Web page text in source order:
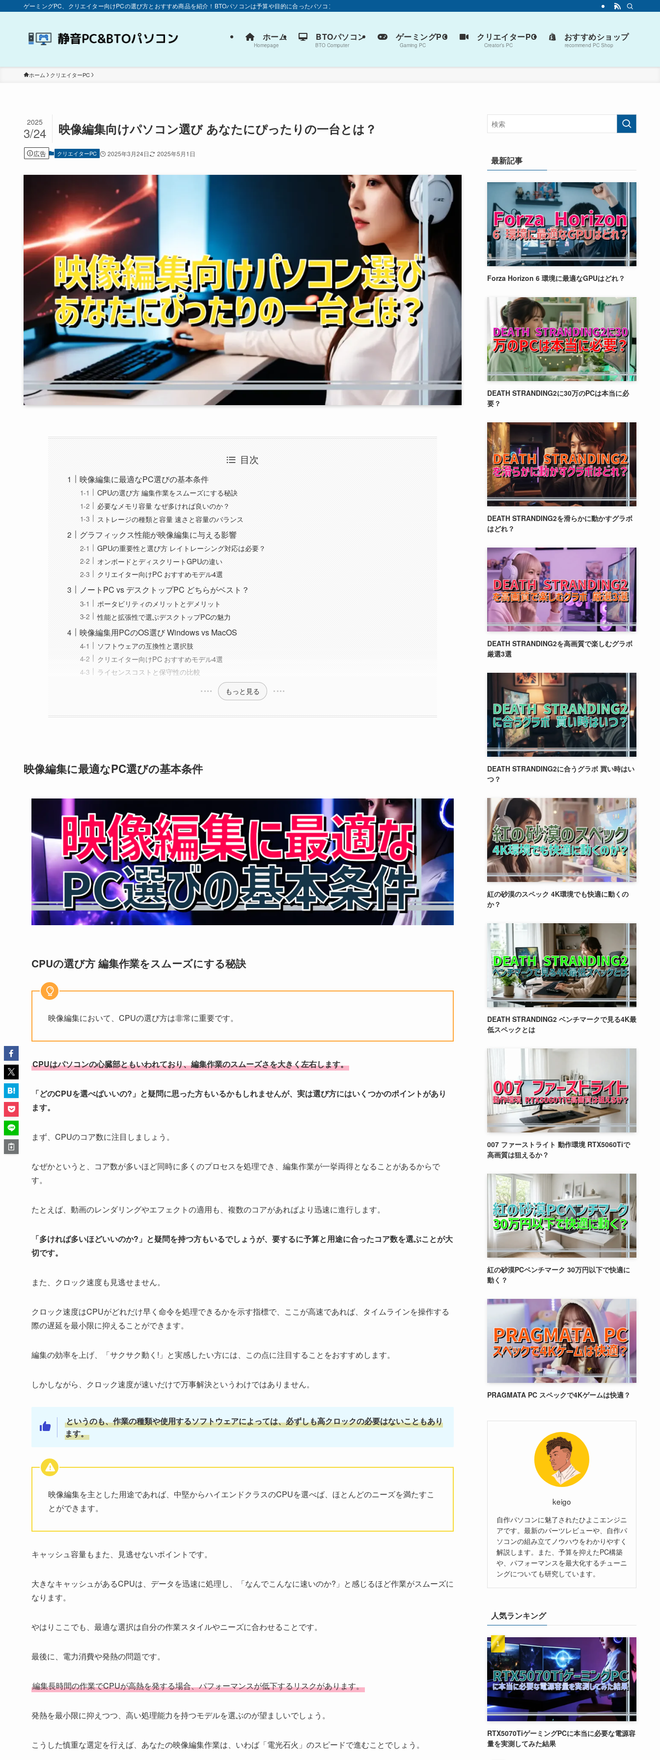
ゲーミングPC、クリエイター向けPCの選び方とおすすめ商品を紹介！BTOパソコンは予算や目的に合ったパソコン選びが大切です。
ホーム
Homepage
BTOパソコン
BTO Computer
ゲーミングPC
Gaming PC
クリエイターPC
Creator’s PC
おすすめショップ
recommend PC Shop
ホーム クリエイターPC
映像編集向けパソコン選び あなたにぴったりの一台とは？
2025
3/24
広告 クリエイターPC 2025年3月24日 2025年5月1日
目次
映像編集に最適なPC選びの基本条件
CPUの選び方 編集作業をスムーズにする秘訣
必要なメモリ容量 なぜ多ければ良いのか？
ストレージの種類と容量 速さと容量のバランス
グラフィックス性能が映像編集に与える影響
GPUの重要性と選び方 レイトレーシング対応は必要？
オンボードとディスクリートGPUの違い
クリエイター向けPC おすすめモデル4選
ノートPC vs デスクトップPC どちらがベスト？
ポータビリティのメリットとデメリット
性能と拡張性で選ぶデスクトップPCの魅力
映像編集用PCのOS選び Windows vs MacOS
ソフトウェアの互換性と選択肢
クリエイター向けPC おすすめモデル4選
ライセンスコストと保守性の比較
もっと見る
映像編集に最適なPC選びの基本条件
CPUの選び方 編集作業をスムーズにする秘訣
映像編集において、CPUの選び方は非常に重要です。
CPUはパソコンの心臓部ともいわれており、編集作業のスムーズさを大きく左右します。
「どのCPUを選べばいいの?」と疑問に思った方もいるかもしれませんが、実は選び方にはいくつかのポイントがあり
ます。
まず、CPUのコア数に注目しましょう。
なぜかというと、コア数が多いほど同時に多くのプロセスを処理でき、編集作業が一挙両得となることがあるからで
す。
たとえば、動画のレンダリングやエフェクトの適用も、複数のコアがあればより迅速に進行します。
「多ければ多いほどいいのか?」と疑問を持つ方もいるでしょうが、要するに予算と用途に合ったコア数を選ぶことが大
切です。
また、クロック速度も見逃せません。
クロック速度はCPUがどれだけ早く命令を処理できるかを示す指標で、ここが高速であれば、タイムラインを操作する
際の遅延を最小限に抑えることができます。
編集の効率を上げ、「サクサク動く!」と実感したい方には、この点に注目することをおすすめします。
しかしながら、クロック速度が速いだけで万事解決というわけではありません。
というのも、作業の種類や使用するソフトウェアによっては、必ずしも高クロックの必要はないこともあり
ます。
映像編集を主とした用途であれば、中堅からハイエンドクラスのCPUを選べば、ほとんどのニーズを満たすこ
とができます。
キャッシュ容量もまた、見逃せないポイントです。
大きなキャッシュがあるCPUは、データを迅速に処理し、「なんでこんなに速いのか?」と感じるほど作業がスムーズに
なります。
やはりここでも、最適な選択は自分の作業スタイルやニーズに合わせることです。
最後に、電力消費や発熱の問題です。
編集長時間の作業でCPUが高熱を発する場合、パフォーマンスが低下するリスクがあります。
発熱を最小限に抑えつつ、高い処理能力を持つモデルを選ぶのが望ましいでしょう。
こうした慎重な選定を行えば、あなたの映像編集作業は、いわば「電光石火」のスピードで進むことでしょう。
最新記事
Forza Horizon 6 環境に最適なGPUはどれ？
DEATH STRANDING2に30万のPCは本当に必
要？
DEATH STRANDING2を滑らかに動かすグラボ
はどれ？
DEATH STRANDING2を高画質で楽しむグラボ
厳選3選
DEATH STRANDING2に合うグラボ 買い時はい
つ？
紅の砂漠のスペック 4K環境でも快適に動くの
か？
DEATH STRANDING2 ベンチマークで見る4K最
低スペックとは
007 ファーストライト 動作環境 RTX5060Tiで
高画質は狙えるか？
紅の砂漠PCベンチマーク 30万円以下で快適に
動く？
PRAGMATA PC スペックで4Kゲームは快適？
keigo
自作パソコンに魅了されたひよこエンジニ
アです。最新のパーツレビューや、自作パ
ソコンの組み立てノウハウをわかりやすく
解説します。また、予算を抑えたPC構築
や、パフォーマンスを最大化するチューニ
ングについても研究しています。
人気ランキング
RTX5070TiゲーミングPCに本当に必要な電源容
量を実測してみた結果